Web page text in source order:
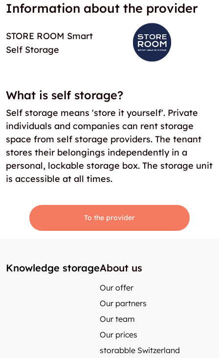
Information about the provider
STORE ROOM Smart
Self Storage
What is self storage?
Self storage means 'store it yourself'. Private
individuals and companies can rent storage
space from self storage providers. The tenant
stores their belongings independently in a
personal, lockable storage box. The storage unit
is accessible at all times.
To the provider
Knowledge storageAbout us
Our offer
Our partners
Our team
Our prices
storabble Switzerland